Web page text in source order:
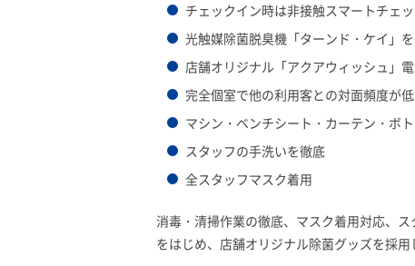
チェックイン時は非接触スマートチェ
光触媒除菌脱臭機「ターンド・ケイ」
店舗オリジナル「アクアウィッシュ」
完全個室で他の利用客との対面頻度が
マシン・ベンチシート・カーテン・ボ
スタッフの手洗いを徹底
全スタッフマスク着用
消毒・清掃作業の徹底、マスク着用対応、
をはじめ、店舗オリジナル除菌グッズを採用